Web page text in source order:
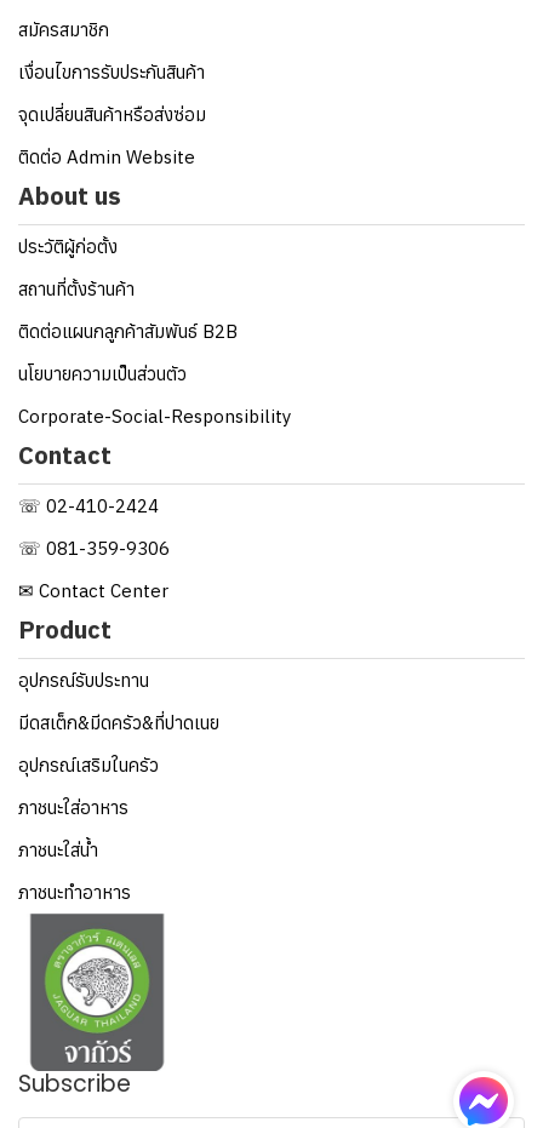
สมัครสมาชิก
เงื่อนไขการรับประกันสินค้า
จุดเปลี่ยนสินค้าหรือส่งซ่อม
ติดต่อ Admin Website
About us
ประวัติผู้ก่อตั้ง
สถานที่ตั้งร้านค้า
ติดต่อแผนกลูกค้าสัมพันธ์ B2B
นโยบายความเป็นส่วนตัว
Corporate-Social-Responsibility
Contact
☏ 02-410-2424
☏ 081-359-9306
✉ Contact Center
Product
อุปกรณ์รับประทาน
มีดสเต็ก&มีดครัว&ที่ปาดเนย
อุปกรณ์เสริมในครัว
ภาชนะใส่อาหาร
ภาชนะใส่น้ำ
ภาชนะทำอาหาร
Subscribe